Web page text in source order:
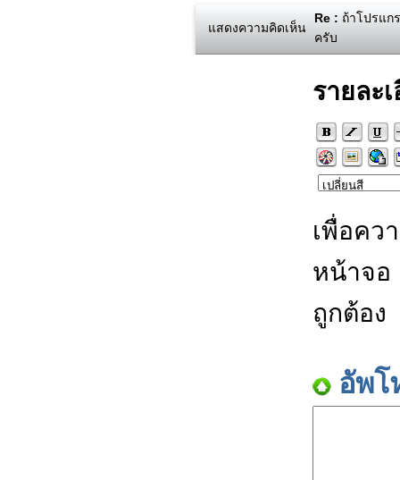
แสดงความคิดเห็น
Re : ถ้าโปรแก
ครับ
รายละ
เพื่อคว
หน้าจอ
ถูกต้อง
อัพโ